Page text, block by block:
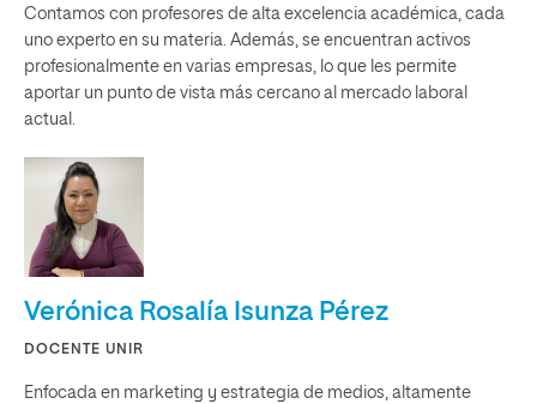
Contamos con profesores de alta excelencia académica, cada
uno experto en su materia. Además, se encuentran activos
profesionalmente en varias empresas, lo que les permite
aportar un punto de vista más cercano al mercado laboral
actual.
Verónica Rosalía Isunza Pérez
DOCENTE UNIR
Enfocada en marketing y estrategia de medios, altamente